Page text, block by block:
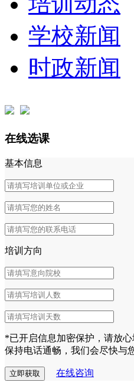
学校新闻
时政新闻
在线选课
基本信息
培训方向
*已开启信息加密保护，请放心
保持电话通畅，我们会尽快与
在线咨询